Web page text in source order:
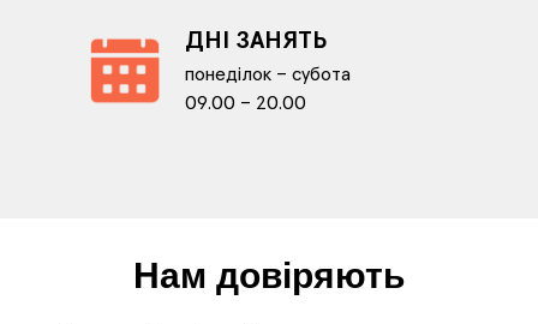
ДНІ ЗАНЯТЬ
понеділок – субота
09.00 – 20.00
Нам довіряють